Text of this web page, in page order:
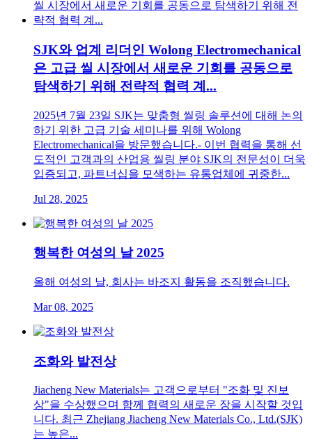
SJK와 업계 리더인 Wolong Electromechanical
은 고급 씰 시장에서 새로운 기회를 공동으로
탐색하기 위해 전략적 협력 계...
2025년 7월 23일 SJK는 맞춤형 씰링 솔루션에 대해 논의
하기 위한 고급 기술 세미나를 위해 Wolong
Electromechanical을 방문했습니다.- 이번 협력을 통해 선
도적인 고객과의 산업용 씰링 분야 SJK의 전문성이 더욱
입증되고, 파트너십을 모색하는 유통업체에 귀중한...
Jul 28, 2025
행복한 여성의 날 2025
올해 여성의 날, 회사는 바조지 활동을 조직했습니다.
Mar 08, 2025
조화와 발전상
Jiacheng New Materials는 고객으로부터 "조화 및 진보
상"을 수상했으며 함께 협력의 새로운 장을 시작할 것입
니다. 최근 Zhejiang Jiacheng New Materials Co., Ltd.(SJK)
는 높은...